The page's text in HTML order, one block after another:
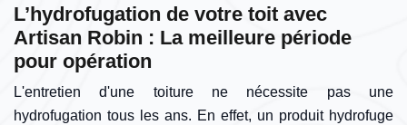
L’hydrofugation de votre toit avec
Artisan Robin : La meilleure période
pour opération
L'entretien d'une toiture ne nécessite pas une
hydrofugation tous les ans. En effet, un produit hydrofuge